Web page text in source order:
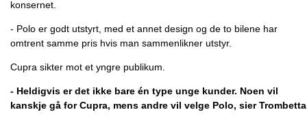
konsernet.
- Polo er godt utstyrt, med et annet design og de to bilene har
omtrent samme pris hvis man sammenlikner utstyr.
Cupra sikter mot et yngre publikum.
- Heldigvis er det ikke bare én type unge kunder. Noen vil
kanskje gå for Cupra, mens andre vil velge Polo, sier